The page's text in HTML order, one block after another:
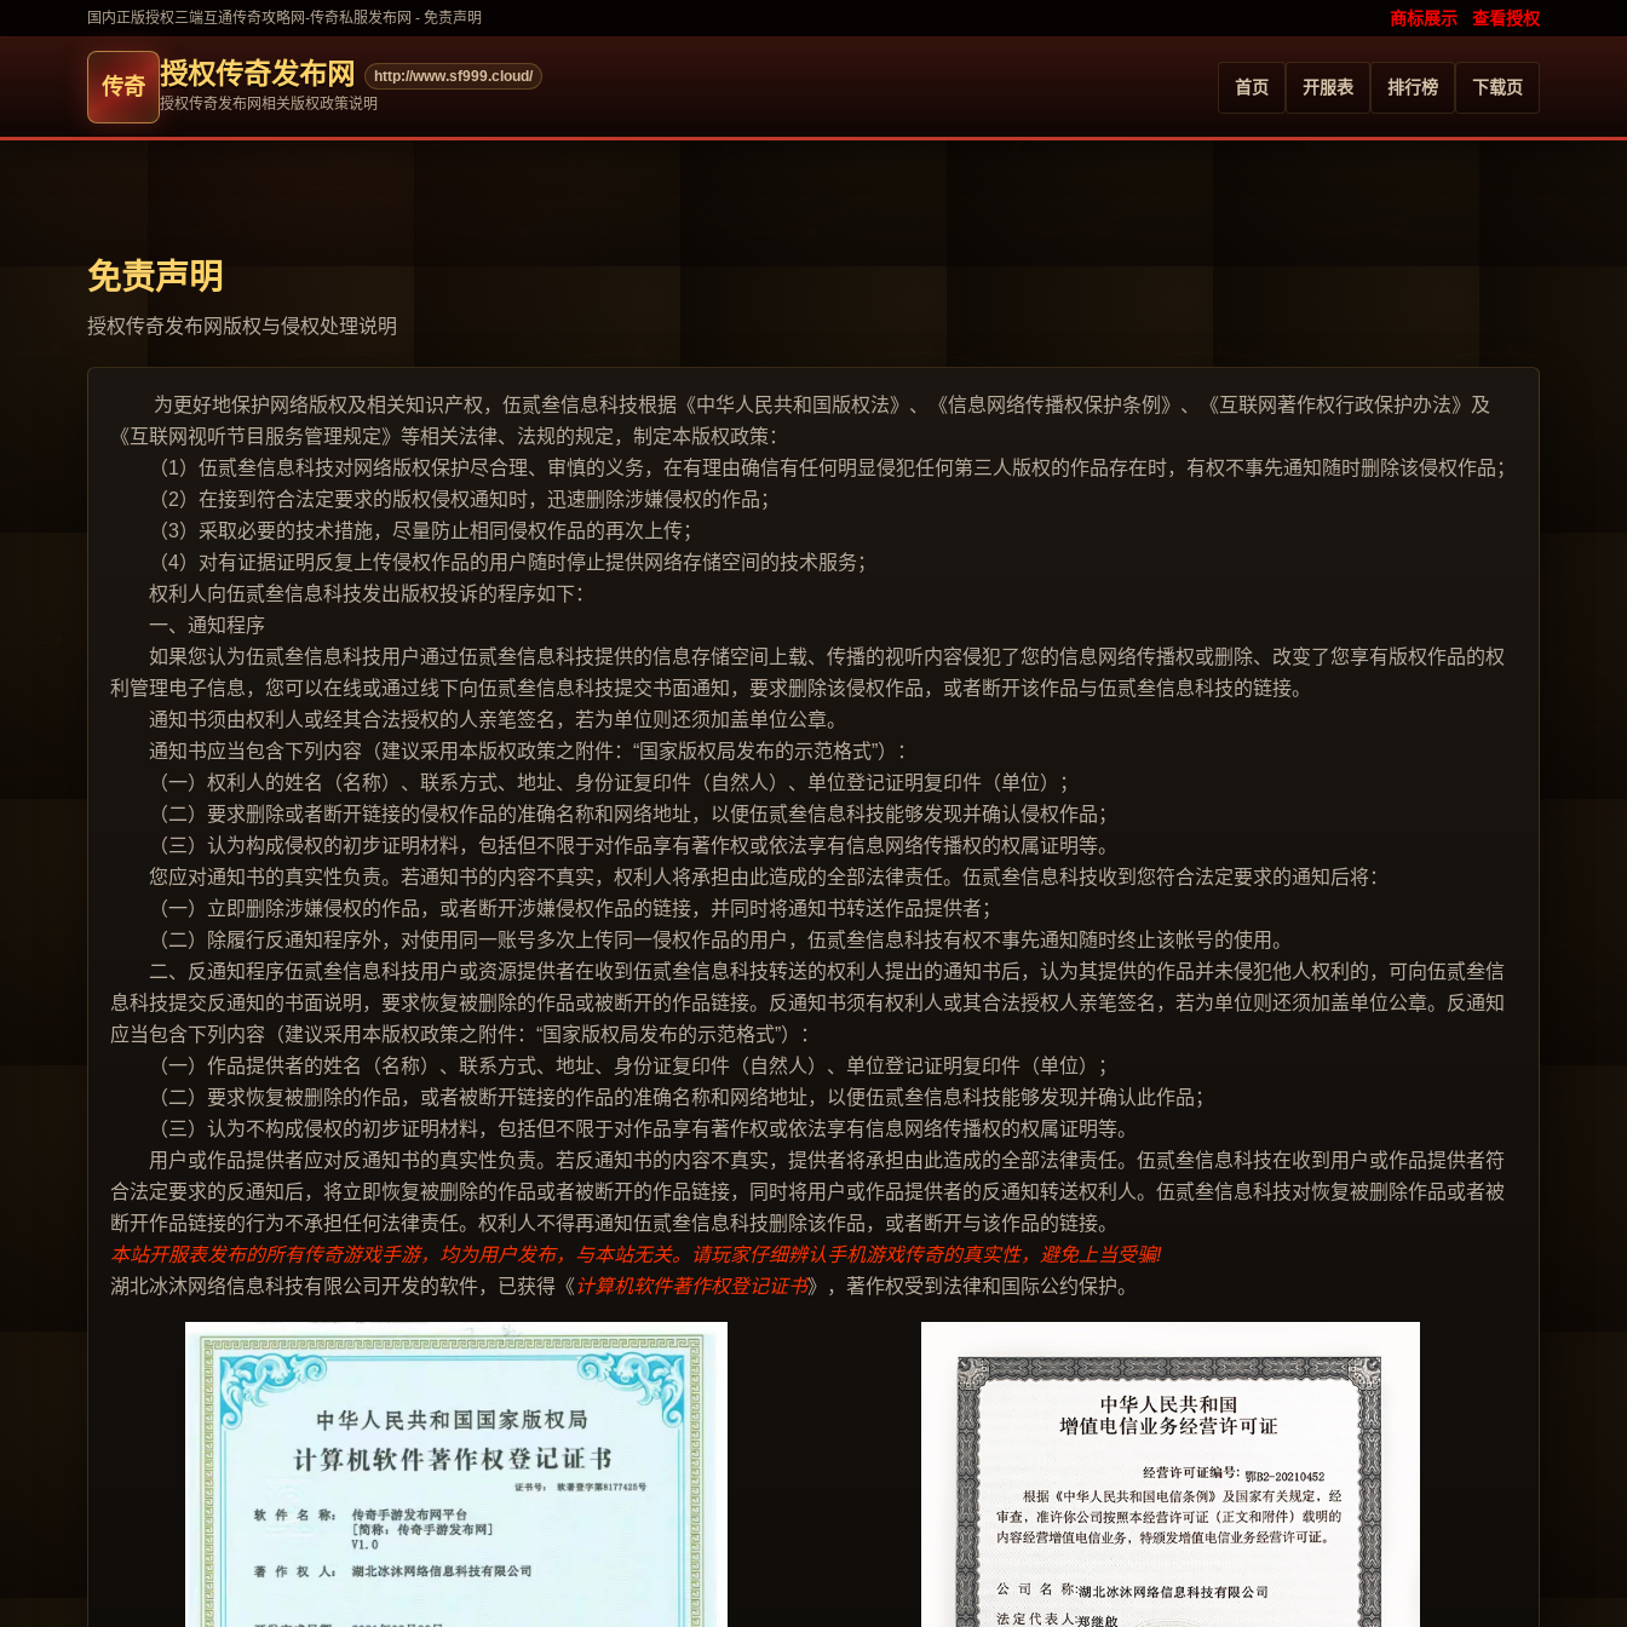
国内正版授权三端互通传奇攻略网-传奇私服发布网 - 免责声明 商标展示 查看授权
授权传奇发布网
http://www.sf999.cloud/
授权传奇发布网相关版权政策说明
首页 开服表 排行榜 下载页
免责声明
授权传奇发布网版权与侵权处理说明
为更好地保护网络版权及相关知识产权，伍贰叁信息科技根据《中华人民共和国版权法》、《信息网络传播权保护条例》、《互联网著作权行政保护办法》及
《互联网视听节目服务管理规定》等相关法律、法规的规定，制定本版权政策：
（1）伍贰叁信息科技对网络版权保护尽合理、审慎的义务，在有理由确信有任何明显侵犯任何第三人版权的作品存在时，有权不事先通知随时删除该侵权作品；
（2）在接到符合法定要求的版权侵权通知时，迅速删除涉嫌侵权的作品；
（3）采取必要的技术措施，尽量防止相同侵权作品的再次上传；
（4）对有证据证明反复上传侵权作品的用户随时停止提供网络存储空间的技术服务；
权利人向伍贰叁信息科技发出版权投诉的程序如下：
一、通知程序
如果您认为伍贰叁信息科技用户通过伍贰叁信息科技提供的信息存储空间上载、传播的视听内容侵犯了您的信息网络传播权或删除、改变了您享有版权作品的权
利管理电子信息，您可以在线或通过线下向伍贰叁信息科技提交书面通知，要求删除该侵权作品，或者断开该作品与伍贰叁信息科技的链接。
通知书须由权利人或经其合法授权的人亲笔签名，若为单位则还须加盖单位公章。
通知书应当包含下列内容（建议采用本版权政策之附件：“国家版权局发布的示范格式”）：
（一）权利人的姓名（名称）、联系方式、地址、身份证复印件（自然人）、单位登记证明复印件（单位）；
（二）要求删除或者断开链接的侵权作品的准确名称和网络地址，以便伍贰叁信息科技能够发现并确认侵权作品；
（三）认为构成侵权的初步证明材料，包括但不限于对作品享有著作权或依法享有信息网络传播权的权属证明等。
您应对通知书的真实性负责。若通知书的内容不真实，权利人将承担由此造成的全部法律责任。伍贰叁信息科技收到您符合法定要求的通知后将：
（一）立即删除涉嫌侵权的作品，或者断开涉嫌侵权作品的链接，并同时将通知书转送作品提供者；
（二）除履行反通知程序外，对使用同一账号多次上传同一侵权作品的用户，伍贰叁信息科技有权不事先通知随时终止该帐号的使用。
二、反通知程序伍贰叁信息科技用户或资源提供者在收到伍贰叁信息科技转送的权利人提出的通知书后，认为其提供的作品并未侵犯他人权利的，可向伍贰叁信
息科技提交反通知的书面说明，要求恢复被删除的作品或被断开的作品链接。反通知书须有权利人或其合法授权人亲笔签名，若为单位则还须加盖单位公章。反通知
应当包含下列内容（建议采用本版权政策之附件：“国家版权局发布的示范格式”）：
（一）作品提供者的姓名（名称）、联系方式、地址、身份证复印件（自然人）、单位登记证明复印件（单位）；
（二）要求恢复被删除的作品，或者被断开链接的作品的准确名称和网络地址，以便伍贰叁信息科技能够发现并确认此作品；
（三）认为不构成侵权的初步证明材料，包括但不限于对作品享有著作权或依法享有信息网络传播权的权属证明等。
用户或作品提供者应对反通知书的真实性负责。若反通知书的内容不真实，提供者将承担由此造成的全部法律责任。伍贰叁信息科技在收到用户或作品提供者符
合法定要求的反通知后，将立即恢复被删除的作品或者被断开的作品链接，同时将用户或作品提供者的反通知转送权利人。伍贰叁信息科技对恢复被删除作品或者被
断开作品链接的行为不承担任何法律责任。权利人不得再通知伍贰叁信息科技删除该作品，或者断开与该作品的链接。
本站开服表发布的所有传奇游戏手游，均为用户发布，与本站无关。请玩家仔细辨认手机游戏传奇的真实性，避免上当受骗!
湖北冰沐网络信息科技有限公司开发的软件，已获得《计算机软件著作权登记证书》，著作权受到法律和国际公约保护。